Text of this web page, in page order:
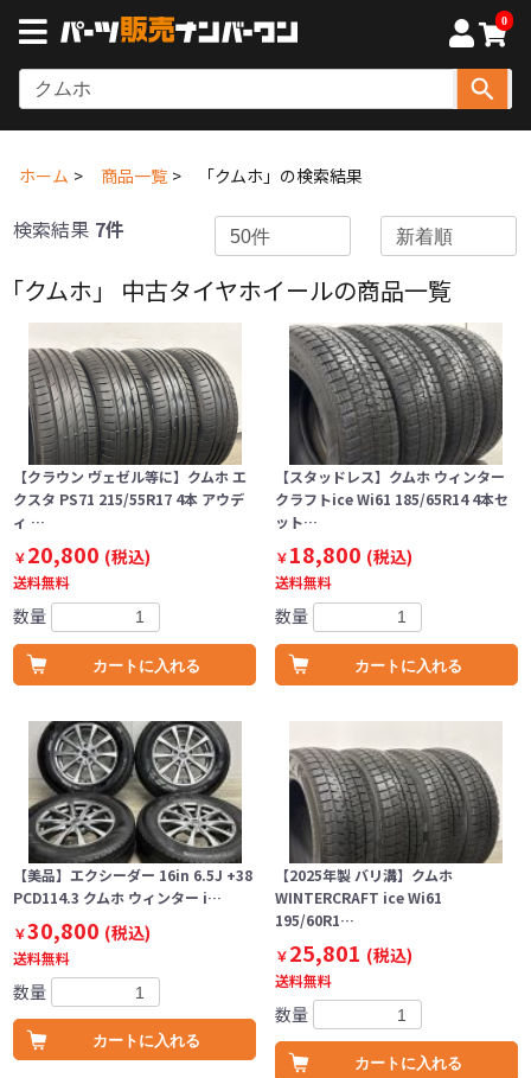
0
ホーム 商品一覧 「クムホ」の検索結果
検索結果 7件
「クムホ」 中古タイヤホイールの商品一覧
【クラウン ヴェゼル等に】クムホ エ
クスタ PS71 215/55R17 4本 アウデ
ィ …
￥20,800 (税込)
送料無料
数量
カートに入れる
【スタッドレス】クムホ ウィンター
クラフトice Wi61 185/65R14 4本セ
ット…
￥18,800 (税込)
送料無料
数量
カートに入れる
【美品】エクシーダー 16in 6.5J +38
PCD114.3 クムホ ウィンター i…
￥30,800 (税込)
送料無料
数量
カートに入れる
【2025年製 バリ溝】クムホ
WINTERCRAFT ice Wi61
195/60R1…
￥25,801 (税込)
送料無料
数量
カートに入れる